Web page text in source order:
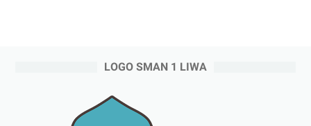
LOGO SMAN 1 LIWA